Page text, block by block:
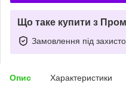
Що таке купити з
Замовлення під
Опис Характеристики